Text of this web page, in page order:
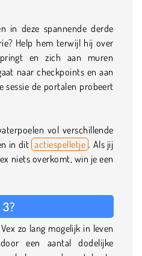
in deze spannende derde
Help hem terwijl hij over
en zich aan muren
naar checkpoints en aan
sessie de portalen probeert
vol verschillende
in dit actiespelletje . Als jij
niets overkomt, win je een
3?
zo lang mogelijk in leven
een aantal dodelijke